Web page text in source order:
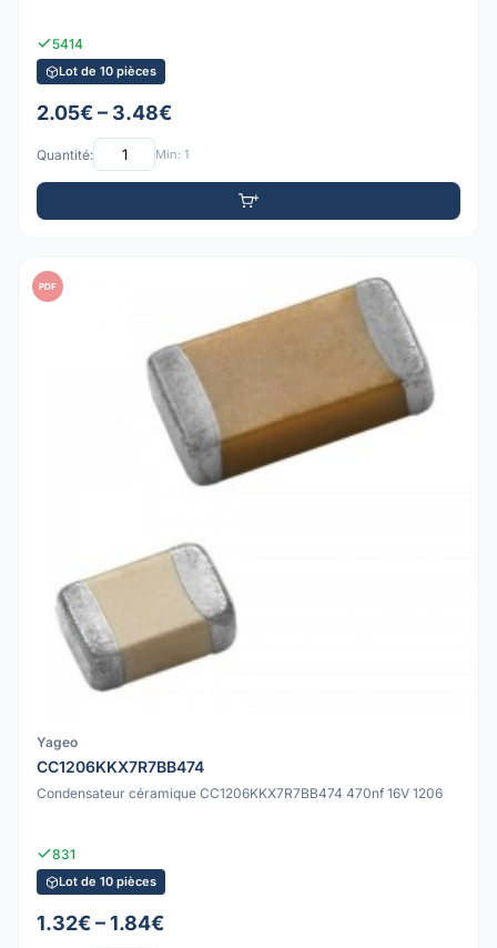
5414
Lot de 10 pièces
2.05€ – 3.48€
Quantité: Min: 1
PDF
Yageo
CC1206KKX7R7BB474
Condensateur céramique CC1206KKX7R7BB474 470nf 16V 1206
831
Lot de 10 pièces
1.32€ – 1.84€